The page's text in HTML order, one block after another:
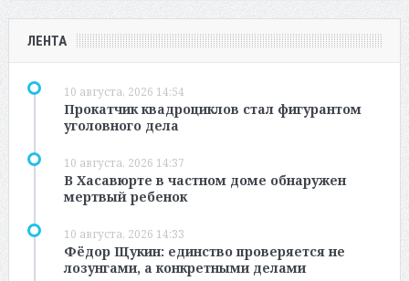
ЛЕНТА
10 августа, 2026 14:54
Прокатчик квадроциклов стал фигурантом
уголовного дела
10 августа, 2026 14:37
В Хасавюрте в частном доме обнаружен
мертвый ребенок
10 августа, 2026 14:33
Фёдор Щукин: единство проверяется не
лозунгами, а конкретными делами